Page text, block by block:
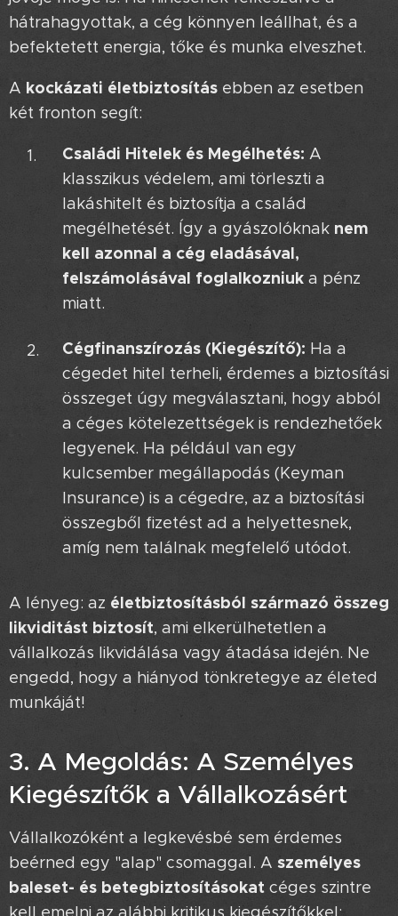
hátrahagyottak, a cég könnyen leállhat, és a
befektetett energia, tőke és munka elveszhet.
A kockázati életbiztosítás ebben az esetben
két fronton segít:
Családi Hitelek és Megélhetés: A
klasszikus védelem, ami törleszti a
lakáshitelt és biztosítja a család
megélhetését. Így a gyászolóknak nem
kell azonnal a cég eladásával,
felszámolásával foglalkozniuk a pénz
miatt.
Cégfinanszírozás (Kiegészítő): Ha a
cégedet hitel terheli, érdemes a biztosítási
összeget úgy megválasztani, hogy abból
a céges kötelezettségek is rendezhetőek
legyenek. Ha például van egy
kulcsember megállapodás (Keyman
Insurance) is a cégedre, az a biztosítási
összegből fizetést ad a helyettesnek,
amíg nem találnak megfelelő utódot.
A lényeg: az életbiztosításból származó összeg
likviditást biztosít, ami elkerülhetetlen a
vállalkozás likvidálása vagy átadása idején. Ne
engedd, hogy a hiányod tönkretegye az életed
munkáját! 😔
3. A Megoldás: A Személyes
Kiegészítők a Vállalkozásért ✨
Vállalkozóként a legkevésbé sem érdemes
beérned egy "alap" csomaggal. A személyes
baleset- és betegbiztosításokat céges szintre